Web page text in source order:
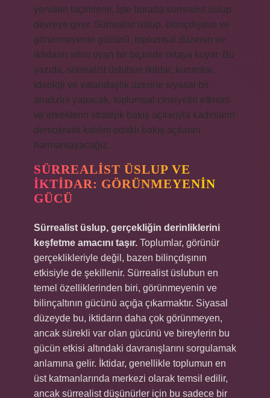
yeniden biçimlenir. İşte burada sürrealist üslup
devreye girer. Sürrealist üslup, bilinçdışının ve
görünmeyenin gücünü, toplumsal düzenin ve
iktidarın altını oyan bir biçimde ortaya koyar. Bu
yazıda, sürrealist üslubun iktidar, kurumlar,
ideoloji ve vatandaşlık üzerine siyasal bir
analizini yapacak, toplumsal cinsiyetin etkisini
ve erkeklerin stratejik bakış açılarıyla kadınların
demokratik katılım odaklı bakış açılarını
harmanlayacağız.
SÜRREALIST ÜSLUP VE
İKTIDAR: GÖRÜNMEYENIN
GÜCÜ
Sürrealist üslup, gerçekliğin derinliklerini
keşfetme amacını taşır. Toplumlar, görünür
gerçeklikleriyle değil, bazen bilinçdışının
etkisiyle de şekillenir. Sürrealist üslubun en
temel özelliklerinden biri, görünmeyenin ve
bilinçaltının gücünü açığa çıkarmaktır. Siyasal
düzeyde bu, iktidarın daha çok görünmeyen,
ancak sürekli var olan gücünü ve bireylerin bu
gücün etkisi altındaki davranışlarını sorgulamak
anlamına gelir. İktidar, genellikle toplumun en
üst katmanlarında merkezi olarak temsil edilir,
ancak sürrealist düşünürler için bu sadece bir